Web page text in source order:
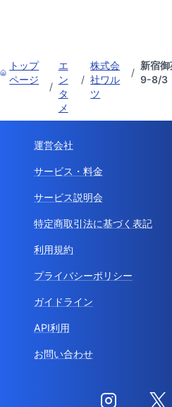
トップ
ページ
/
エ
ン
タ
メ
/
株式会
社ワル
ツ
/
新宿
9-8/3
運営会社
サービス・料金
サービス説明会
特定商取引法に基づく表記
利用規約
プライバシーポリシー
ガイドライン
API利用
お問い合わせ